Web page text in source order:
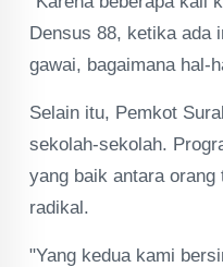
Densus 88, ketika ada
gawai, bagaimana hal-
Selain itu, Pemkot
sekolah-sekolah.
yang baik antara
radikal.
"Yang kedua kami